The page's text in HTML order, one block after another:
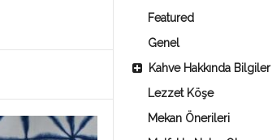
Featured
Genel
Kahve Hakkında Bilgiler
Lezzet Köşe
Mekan Önerileri